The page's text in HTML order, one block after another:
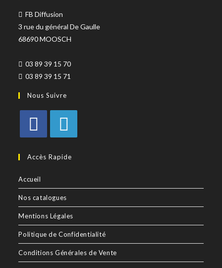
FB Diffusion
3 rue du général De Gaulle
68690 MOOSCH
03 89 39 15 70
03 89 39 15 71
Nous Suivre
Accès Rapide
Accueil
Nos catalogues
Mentions Légales
Politique de Confidentialité
Conditions Générales de Vente